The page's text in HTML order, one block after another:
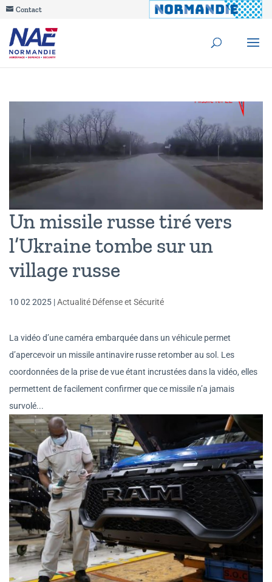
Contact
Un missile russe tiré vers
l’Ukraine tombe sur un
village russe
10 02 2025 |Actualité Défense et Sécurité
La vidéo d’une caméra embarquée dans un véhicule permet
d’apercevoir un missile antinavire russe retomber au sol. Les
coordonnées de la prise de vue étant incrustées dans la vidéo, elles
permettent de facilement confirmer que ce missile n’a jamais
survolé...